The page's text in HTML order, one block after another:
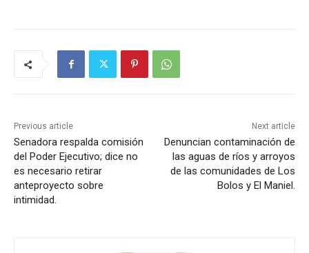
Previous article
Senadora respalda comisión
del Poder Ejecutivo; dice no
es necesario retirar
anteproyecto sobre
intimidad.
Next article
Denuncian contaminación de
las aguas de ríos y arroyos
de las comunidades de Los
Bolos y El Maniel.